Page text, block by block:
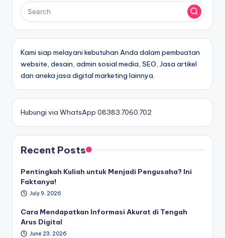
Kami siap melayani kebutuhan Anda dalam pembuatan
website, desain, admin sosial media, SEO, Jasa artikel
dan aneka jasa digital marketing lainnya.
Hubungi via WhatsApp 08383.7060.702
Recent Posts
Pentingkah Kuliah untuk Menjadi Pengusaha? Ini
Faktanya!
July 9, 2026
Cara Mendapatkan Informasi Akurat di Tengah
Arus Digital
June 23, 2026